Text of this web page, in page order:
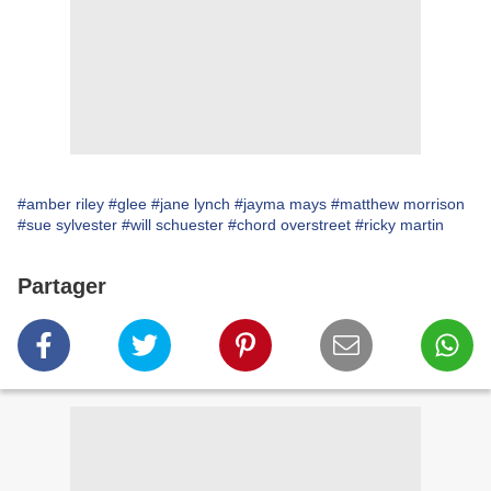
#amber riley #glee #jane lynch #jayma mays #matthew morrison
#sue sylvester #will schuester #chord overstreet #ricky martin
Partager